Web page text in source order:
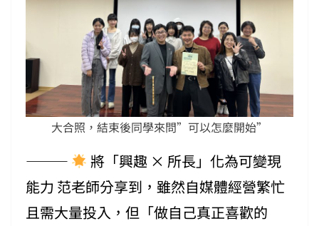
大合照，結束後同學來問”可以怎麼開始”
⸻
將「興趣 × 所長」化為可變現
能力 范老師分享到，雖然自媒體經營繁忙
且需大量投入，但「做自己真正喜歡的